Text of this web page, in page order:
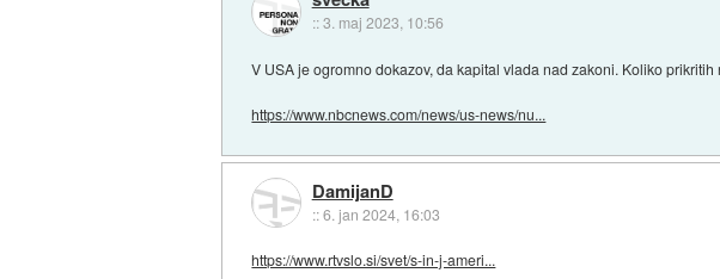
::3. maj 2023, 10:56
V USA je ogromno dokazov, da kapital vlada nad zakoni. Koliko
https://www.nbcnews.com/news/us-news/nu...
DamijanD
::6. jan 2024, 16:03
https://www.rtvslo.si/svet/s-in-j-ameri...